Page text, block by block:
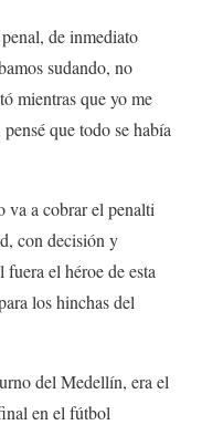
de inmediato
sudando, no
mientras que yo me
que todo se había
a cobrar el penalti
con decisión y
el héroe de esta
los hinchas del
del Medellín, era el
en el fútbol